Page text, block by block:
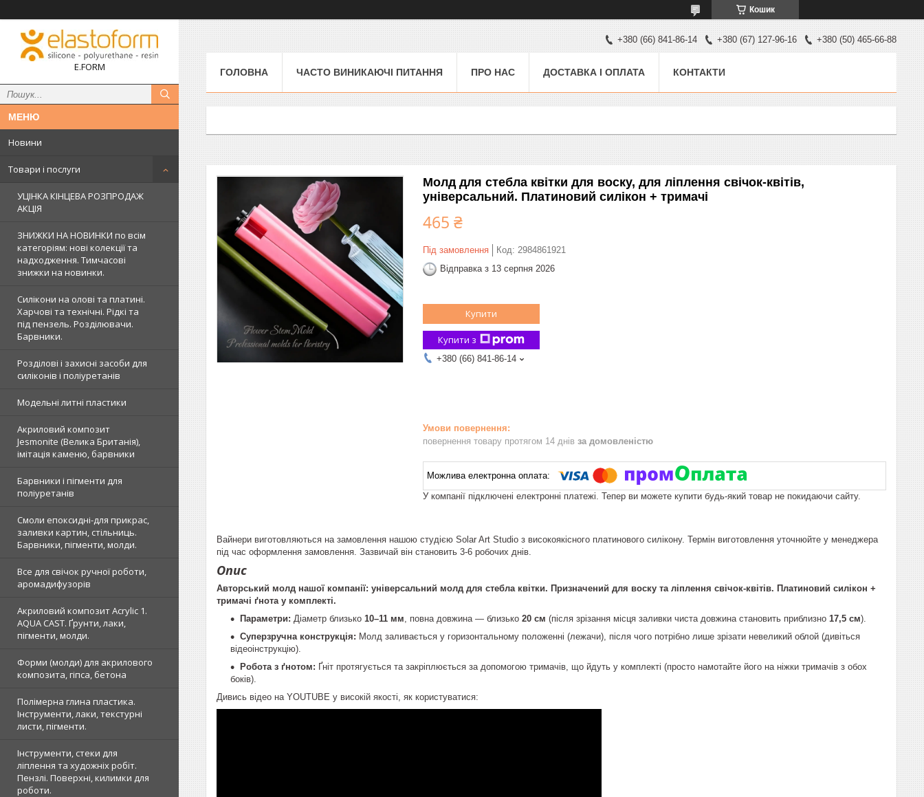
Кошик
E.FORM
Новини
Товари і послуги
УЦІНКА КІНЦЕВА РОЗПРОДАЖ
АКЦІЯ
ЗНИЖКИ НА НОВИНКИ по всім
категоріям: нові колекцїї та
надходження. Тимчасові
знижки на новинки.
Силікони на олові та платині.
Харчові та технічні. Рідкі та
під пензель. Розділювачи.
Барвники.
Розділові і захисні засоби для
силіконів і поліуретанів
Модельні литні пластики
Акриловий композит
Jesmonite (Велика Британія),
імітація каменю, барвники
Барвники і пігменти для
поліуретанів
Смоли епоксидні-для прикрас,
заливки картин, стільниць.
Барвники, пігменти, молди.
Все для свічок ручної роботи,
аромадифузорів
Акриловий композит Acrylic 1.
AQUA CAST. Ґрунти, лаки,
пігменти, молди.
Форми (молди) для акрилового
композита, гіпса, бетона
Полімерна глина пластика.
Інструменти, лаки, текстурні
листи, пігменти.
Інструменти, стеки для
ліплення та художніх робіт.
Пензлі. Поверхні, килимки для
роботи.
+380 (66) 841-86-14 +380 (67) 127-96-16 +380 (50) 465-66-88
ГОЛОВНА ЧАСТО ВИНИКАЮЧІ ПИТАННЯ ПРО НАС ДОСТАВКА І ОПЛАТА КОНТАКТИ
Молд для стебла квітки для воску, для ліплення свічок-квітів,
універсальний. Платиновий силікон + тримачі
465 ₴
Під замовлення Код: 2984861921
Відправка з 13 серпня 2026
Купити
Купити з
+380 (66) 841-86-14
повернення товару протягом 14 днів за домовленістю
У компанії підключені електронні платежі. Тепер ви можете купити будь-який товар не покидаючи сайту.
Вайнери виготовляються на замовлення нашою студією Solar Art Studio з високоякісного платинового силікону. Термін виготовлення уточнюйте у менеджера
під час оформлення замовлення. Зазвичай він становить 3-6 робочих днів.
Опис
Авторський молд нашої компанії: універсальний молд для стебла квітки. Призначений для воску та ліплення свічок-квітів. Платиновий силікон +
тримачі ґнота у комплекті.
Параметри: Діаметр близько 10–11 мм, повна довжина — близько 20 см (після зрізання місця заливки чиста довжина становить приблизно 17,5 см).
Суперзручна конструкція: Молд заливається у горизонтальному положенні (лежачи), після чого потрібно лише зрізати невеликий облой (дивіться
відеоінструкцію).
Робота з ґнотом: Ґніт протягується та закріплюється за допомогою тримачів, що йдуть у комплекті (просто намотайте його на ніжки тримачів з обох
боків).
Дивись відео на YOUTUBE у високій якості, як користуватися: